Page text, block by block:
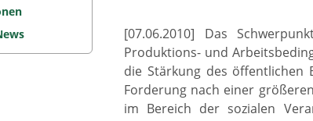
[07.06.2010] Das
Produktions- und
die Stärkung des öffentlichen
Forderung nach einer
im Bereich der sozialen